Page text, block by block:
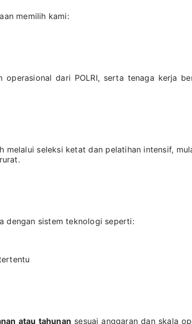
memilih kami:
operasional dari POLRI, serta tenaga kerja
melalui seleksi ketat dan pelatihan intensif,
dengan sistem teknologi seperti:
atau tahunan sesuai anggaran dan skala